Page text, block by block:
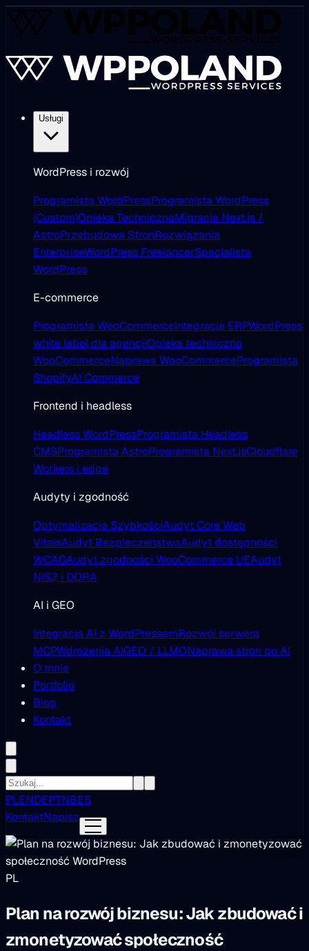
Usługi
WordPress i rozwój
Programista WordPressProgramista WordPress
(Custom)Opieka TechnicznaMigracja Next.js /
AstroPrzebudowa StronRozwiązania
EnterpriseWordPress FreelancerSpecjalista
WordPress
E-commerce
Programista WooCommerceIntegracje ERPWordPress
white label dla agencjiOpieka techniczna
WooCommerceNaprawa WooCommerceProgramista
ShopifyAI Commerce
Frontend i headless
Headless WordPressProgramista Headless
CMSProgramista AstroProgramista Next.jsCloudflare
Workers i edge
Audyty i zgodność
Optymalizacja SzybkościAudyt Core Web
VitalsAudyt BezpieczeństwaAudyt dostępności
WCAGAudyt zgodności WooCommerce UEAudyt
NIS2 i DORA
AI i GEO
Integracja AI z WordPressemRozwój serwera
MCPWdrożenia AIGEO / LLMONaprawa stron po AI
O mnie
Portfolio
Blog
Kontakt
PLENDEPTNBES
KontaktNapisz
PL
Plan na rozwój biznesu: Jak zbudować i
zmonetyzować społeczność